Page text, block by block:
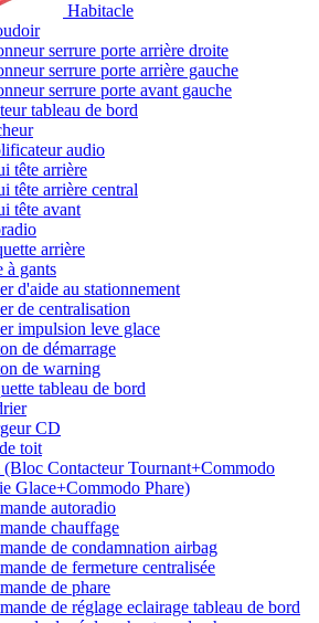
Habitacle
serrure porte arrière droite
serrure porte arrière gauche
serrure porte avant gauche
tableau de bord
audio
tête arrière
tête arrière central
tête avant
arrière
à gants
d'aide au stationnement
de centralisation
impulsion leve glace
de démarrage
de warning
tableau de bord
CD
toit
(Bloc Contacteur Tournant+Commodo
Glace+Commodo Phare)
autoradio
chauffage
de condamnation airbag
de fermeture centralisée
de phare
de réglage eclairage tableau de bord